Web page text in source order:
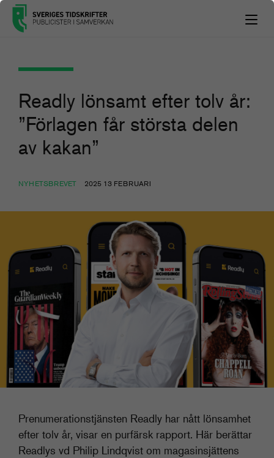
Readly lönsamt efter tolv år:
”Förlagen får största delen
av kakan”
NYHETSBREVET 2025 13 FEBRUARI
Prenumerationstjänsten Readly har nått lönsamhet
efter tolv år, visar en purfärsk rapport. Här berättar
Readlys vd Philip Lindqvist om magasinsjättens